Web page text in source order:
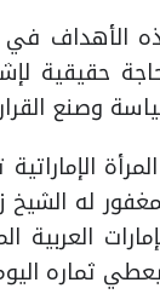
الأهداف
حقيقية
وصنع
له
ثماره